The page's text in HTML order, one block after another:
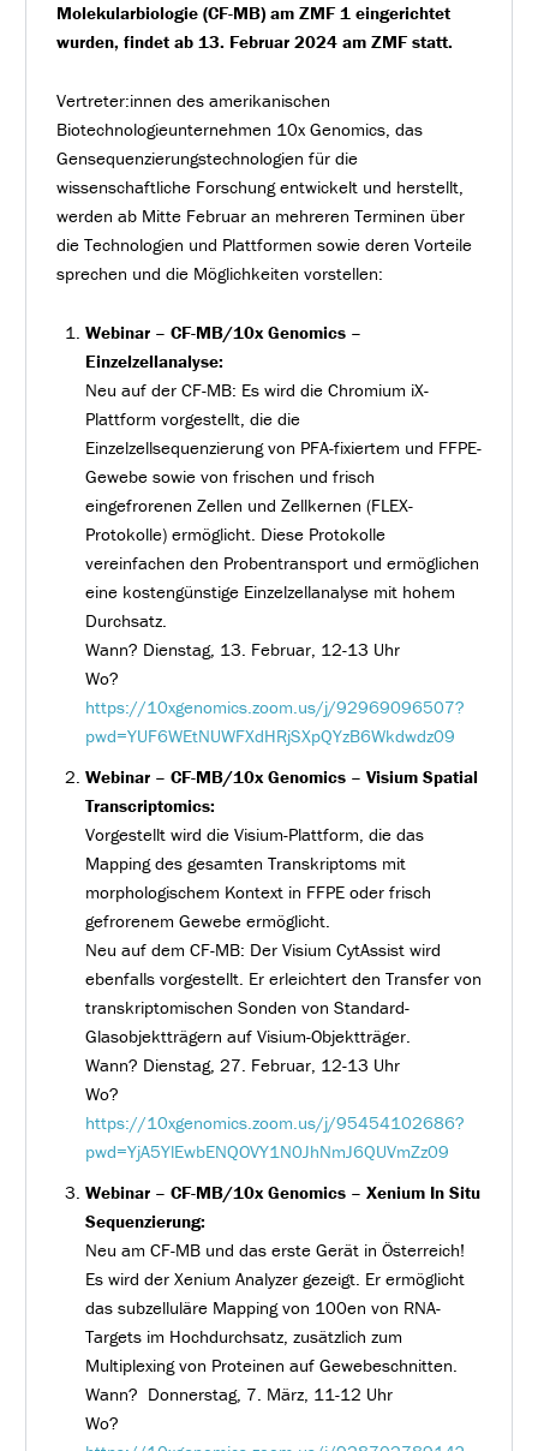
Molekularbiologie (CF-MB) am ZMF 1 eingerichtet
wurden, findet ab 13. Februar 2024 am ZMF statt.
Vertreter:innen des amerikanischen
Biotechnologieunternehmen 10x Genomics, das
Gensequenzierungstechnologien für die
wissenschaftliche Forschung entwickelt und herstellt,
werden ab Mitte Februar an mehreren Terminen über
die Technologien und Plattformen sowie deren Vorteile
sprechen und die Möglichkeiten vorstellen:
Webinar – CF-MB/10x Genomics –
Einzelzellanalyse:
Neu auf der CF-MB: Es wird die Chromium iX-
Plattform vorgestellt, die die
Einzelzellsequenzierung von PFA-fixiertem und FFPE-
Gewebe sowie von frischen und frisch
eingefrorenen Zellen und Zellkernen (FLEX-
Protokolle) ermöglicht. Diese Protokolle
vereinfachen den Probentransport und ermöglichen
eine kostengünstige Einzelzellanalyse mit hohem
Durchsatz.
Wann? Dienstag, 13. Februar, 12-13 Uhr
Wo?
https://10xgenomics.zoom.us/j/92969096507?
pwd=YUF6WEtNUWFXdHRjSXpQYzB6Wkdwdz09
Webinar – CF-MB/10x Genomics – Visium Spatial
Transcriptomics:
Vorgestellt wird die Visium-Plattform, die das
Mapping des gesamten Transkriptoms mit
morphologischem Kontext in FFPE oder frisch
gefrorenem Gewebe ermöglicht.
Neu auf dem CF-MB: Der Visium CytAssist wird
ebenfalls vorgestellt. Er erleichtert den Transfer von
transkriptomischen Sonden von Standard-
Glasobjektträgern auf Visium-Objektträger.
Wann? Dienstag, 27. Februar, 12-13 Uhr
Wo?
https://10xgenomics.zoom.us/j/95454102686?
pwd=YjA5YlEwbENQOVY1N0JhNmJ6QUVmZz09
Webinar – CF-MB/10x Genomics – Xenium In Situ
Sequenzierung:
Neu am CF-MB und das erste Gerät in Österreich!
Es wird der Xenium Analyzer gezeigt. Er ermöglicht
das subzelluläre Mapping von 100en von RNA-
Targets im Hochdurchsatz, zusätzlich zum
Multiplexing von Proteinen auf Gewebeschnitten.
Wann? Donnerstag, 7. März, 11-12 Uhr
Wo?